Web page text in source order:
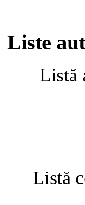
Liste
Listă
Listă